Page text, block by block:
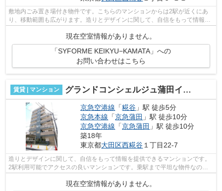
敷地内ごみ置き場付き物件です。こちらのマンションからは2駅が近くにあ
り、移動範囲も広がります。造りとデザインに関して、自信をもって情報を
提供できるマンションです。こちらのマ...
現在空室情報がありません。
「SYFORME KEIKYU−KAMATA」への
お問い合わせはこちら
賃貸 | マンション グランドコンシェルジュ蒲田イースト
京急空港線 「糀谷 」駅 徒歩5分
京急本線 「京急蒲田 」駅 徒歩10分
京急空港線 「京急蒲田 」駅 徒歩10分
築18年
東京都大田区西糀谷 １丁目22-7
造りとデザインに関して、自信をもって情報を提供できるマンションです。
2駅利用可能でアクセスの良いマンションです。乗駅まで平坦な物件なの
で、自転車を使う方にもおすすめです。タ...
現在空室情報がありません。